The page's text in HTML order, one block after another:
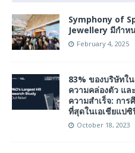
Symphony of
Jewellery มีกำห
February 4, 2025
83% ของบริษัทใ
ความคล่องตัว แล
ความสำเร็จ: กา
ที่สุดในเอเชียแป
October 18, 2023